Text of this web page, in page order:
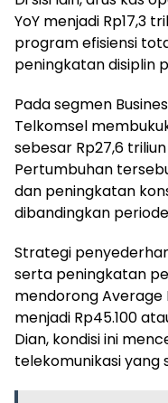
YoY menjadi Rp17,3
program efisiensi
peningkatan disiplin
Pada segmen
Telkomsel
sebesar Rp27,6
Pertumbuhan
dan peningkatan
dibandingkan
Strategi
serta peningkatan
mendorong Average
menjadi Rp45.100
Dian, kondisi ini
telekomunikasi yang